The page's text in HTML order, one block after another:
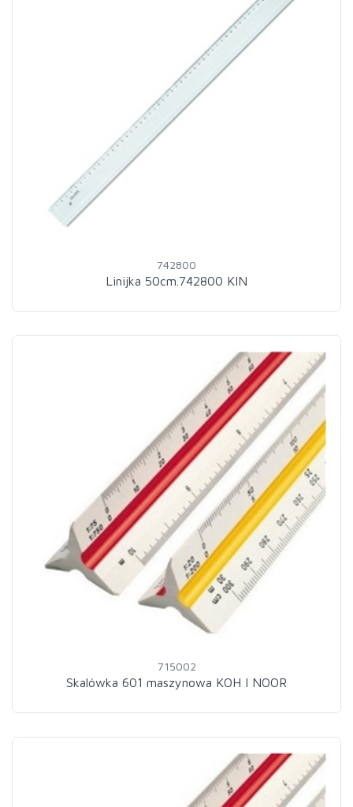
742800
Linijka 50cm.742800 KIN
715002
Skalówka 601 maszynowa KOH I NOOR